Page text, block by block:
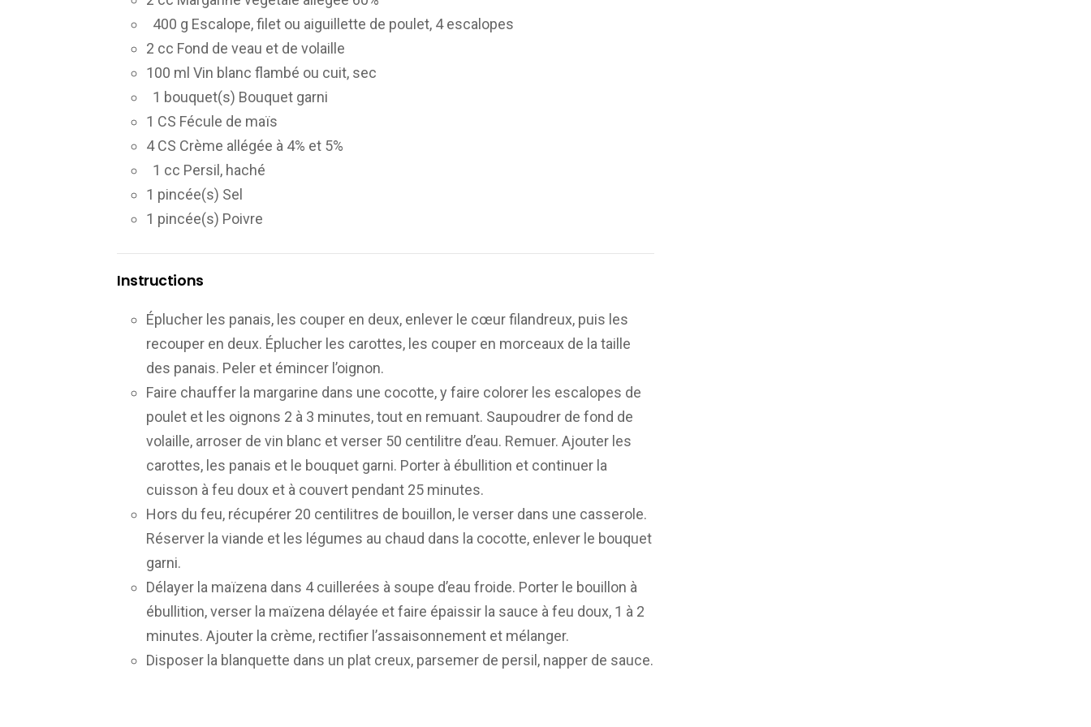
400 g Escalope, filet ou aiguillette de poulet, 4 escalopes
2 cc Fond de veau et de volaille
100 ml Vin blanc flambé ou cuit, sec
1 bouquet(s) Bouquet garni
1 CS Fécule de maïs
4 CS Crème allégée à 4% et 5%
1 cc Persil, haché
1 pincée(s) Sel
1 pincée(s) Poivre
Instructions
Éplucher les panais, les couper en deux, enlever le cœur filandreux, puis les
recouper en deux. Éplucher les carottes, les couper en morceaux de la taille
des panais. Peler et émincer l’oignon.
Faire chauffer la margarine dans une cocotte, y faire colorer les escalopes de
poulet et les oignons 2 à 3 minutes, tout en remuant. Saupoudrer de fond de
volaille, arroser de vin blanc et verser 50 centilitre d’eau. Remuer. Ajouter les
carottes, les panais et le bouquet garni. Porter à ébullition et continuer la
cuisson à feu doux et à couvert pendant 25 minutes.
Hors du feu, récupérer 20 centilitres de bouillon, le verser dans une casserole.
Réserver la viande et les légumes au chaud dans la cocotte, enlever le bouquet
garni.
Délayer la maïzena dans 4 cuillerées à soupe d’eau froide. Porter le bouillon à
ébullition, verser la maïzena délayée et faire épaissir la sauce à feu doux, 1 à 2
minutes. Ajouter la crème, rectifier l’assaisonnement et mélanger.
Disposer la blanquette dans un plat creux, parsemer de persil, napper de sauce.